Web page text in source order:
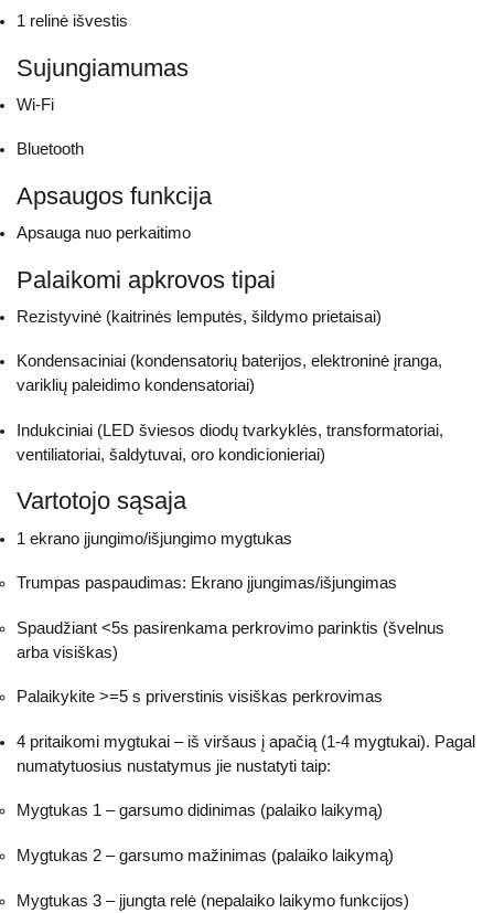
1 relinė išvestis
Sujungiamumas
Wi-Fi
Bluetooth
Apsaugos funkcija
Apsauga nuo perkaitimo
Palaikomi apkrovos tipai
Rezistyvinė (kaitrinės lemputės, šildymo prietaisai)
Kondensaciniai (kondensatorių baterijos, elektroninė įranga,
variklių paleidimo kondensatoriai)
Indukciniai (LED šviesos diodų tvarkyklės, transformatoriai,
ventiliatoriai, šaldytuvai, oro kondicionieriai)
Vartotojo sąsaja
1 ekrano įjungimo/išjungimo mygtukas
Trumpas paspaudimas: Ekrano įjungimas/išjungimas
Spaudžiant <5s pasirenkama perkrovimo parinktis (švelnus
arba visiškas)
Palaikykite >=5 s priverstinis visiškas perkrovimas
4 pritaikomi mygtukai – iš viršaus į apačią (1-4 mygtukai). Pagal
numatytuosius nustatymus jie nustatyti taip:
Mygtukas 1 – garsumo didinimas (palaiko laikymą)
Mygtukas 2 – garsumo mažinimas (palaiko laikymą)
Mygtukas 3 – įjungta relė (nepalaiko laikymo funkcijos)